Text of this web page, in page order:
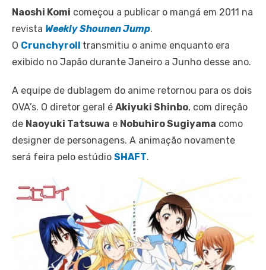
Naoshi Komi começou a publicar o mangá em 2011 na
revista Weekly Shounen Jump.
O Crunchyroll transmitiu o anime enquanto era
exibido no Japão durante Janeiro a Junho desse ano.
A equipe de dublagem do anime retornou para os dois
OVA’s. O diretor geral é Akiyuki Shinbo, com direção
de Naoyuki Tatsuwa e Nobuhiro Sugiyama como
designer de personagens. A animação novamente
será feira pelo estúdio SHAFT.